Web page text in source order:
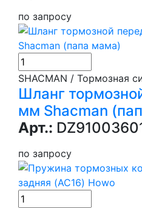
по запросу
SHACMAN / Тормозная
Шланг
мм Shacman
Арт.:
по запросу